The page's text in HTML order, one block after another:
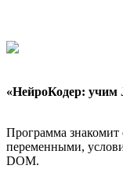
«НейроКодер: учим
Программа знакомит
переменными,
DOM.